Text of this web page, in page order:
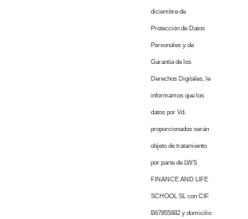
diciembre de
Protección de Datos
Personales y de
Garantía de los
Derechos Digitales, le
informamos que los
datos por Vd.
proporcionados serán
objeto de tratamiento
por parte de LWS
FINANCE AND LIFE
SCHOOL SL con CIF
B67855882 y domicilio